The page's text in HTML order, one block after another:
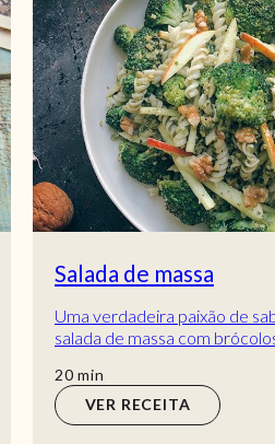
Salada de massa
Uma verdadeira paixão de
salada de massa com
adap...
20min
min
VER RECEITA